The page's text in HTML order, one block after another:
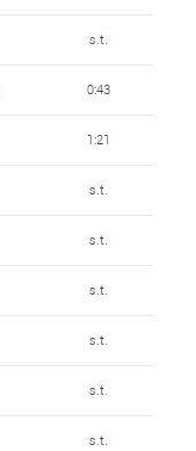
s.t.
0:43
1:21
s.t.
s.t.
s.t.
s.t.
s.t.
s.t.